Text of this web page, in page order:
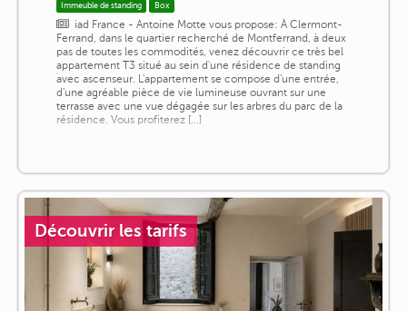
Immeuble de standing
Box
iad France - Antoine Motte vous propose: À Clermont-
Ferrand, dans le quartier recherché de Montferrand, à deux
pas de toutes les commodités, venez découvrir ce très bel
appartement T3 situé au sein d'une résidence de standing
avec ascenseur. L'appartement se compose d'une entrée,
d'une agréable pièce de vie lumineuse ouvrant sur une
terrasse avec une vue dégagée sur les arbres du parc de la
résidence. Vous profiterez [...]
Découvrir les tarifs